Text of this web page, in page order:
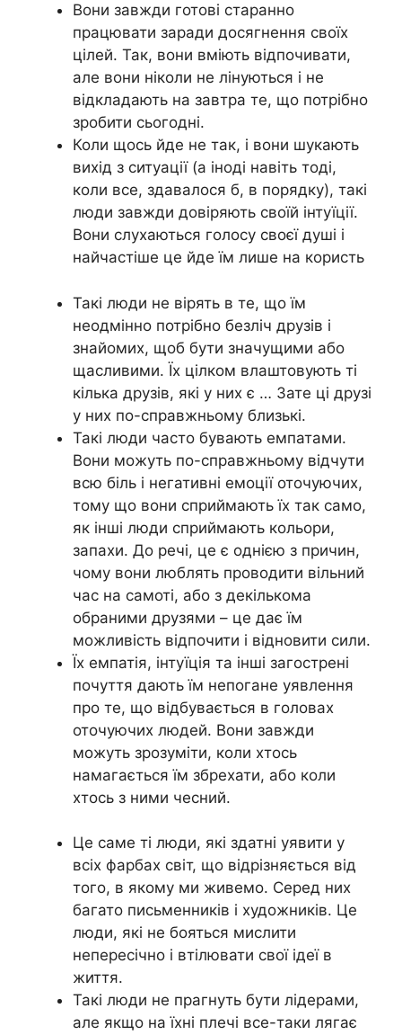
Вони завжди готові старанно
працювати заради досягнення своїх
цілей. Так, вони вміють відпочивати,
але вони ніколи не лінуються і не
відкладають на завтра те, що потрібно
зробити сьогодні.
Коли щось йде не так, і вони шукають
вихід з ситуації (а іноді навіть тоді,
коли все, здавалося б, в порядку), такі
люди завжди довіряють своїй інтуїції.
Вони слухаються голосу своєї душі і
найчастіше це йде їм лише на користь
Такі люди не вірять в те, що їм
неодмінно потрібно безліч друзів і
знайомих, щоб бути значущими або
щасливими. Їх цілком влаштовують ті
кілька друзів, які у них є … Зате ці друзі
у них по-справжньому близькі.
Такі люди часто бувають емпатами.
Вони можуть по-справжньому відчути
всю біль і негативні емоції оточуючих,
тому що вони сприймають їх так само,
як інші люди сприймають кольори,
запахи. До речі, це є однією з причин,
чому вони люблять проводити вільний
час на самоті, або з декількома
обраними друзями – це дає їм
можливість відпочити і відновити сили.
Їх емпатія, інтуїція та інші загострені
почуття дають їм непогане уявлення
про те, що відбувається в головах
оточуючих людей. Вони завжди
можуть зрозуміти, коли хтось
намагається їм збрехати, або коли
хтось з ними чесний.
Це саме ті люди, які здатні уявити у
всіх фарбах світ, що відрізняється від
того, в якому ми живемо. Серед них
багато письменників і художників. Це
люди, які не бояться мислити
непересічно і втілювати свої ідеї в
життя.
Такі люди не прагнуть бути лідерами,
але якщо на їхні плечі все-таки лягає